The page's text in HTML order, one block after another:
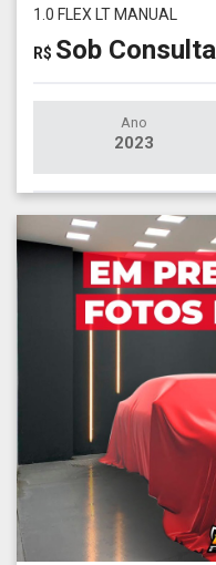
1.0 FLEX LT MANUAL
R$ Sob Consulta
Ano
2023